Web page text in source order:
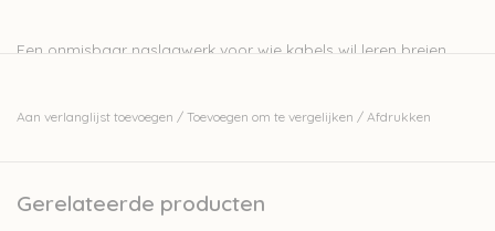
Een onmisbaar naslagwerk voor wie kabels wil leren breien,
enkele bekende kabelpatronen stap voor stap ontleed en
Aan verlanglijst toevoegen / Toevoegen om te vergelijken / Afdrukken
Gerelateerde producten